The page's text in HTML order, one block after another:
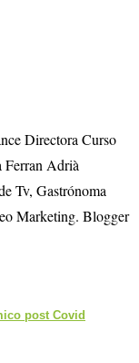
Directora Curso
Ferran Adrià
Tv, Gastrónoma
Marketing. Blogger
post Covid